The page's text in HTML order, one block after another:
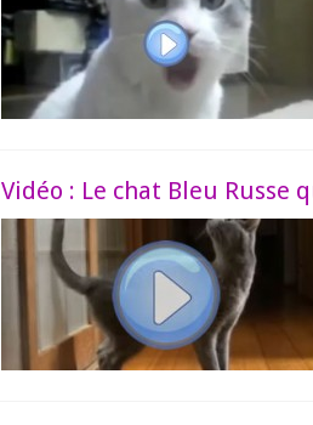
Vidéo : Le chat Bleu Russe